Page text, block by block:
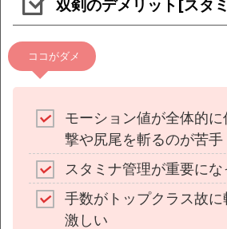
双剣のデメリット[スタ
ココがダメ
モーション値が全体的
撃や尻尾を斬るのが苦手
スタミナ管理が重要にな
手数がトップクラス故
激しい